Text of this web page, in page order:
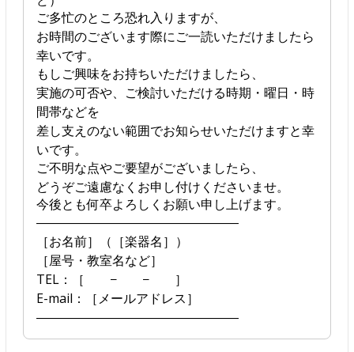
ご多忙のところ恐れ入りますが、
お時間のございます際にご一読いただけましたら
幸いです。
もしご興味をお持ちいただけましたら、
実施の可否や、ご検討いただける時期・曜日・時
間帯などを
差し支えのない範囲でお知らせいただけますと幸
いです。
ご不明な点やご要望がございましたら、
どうぞご遠慮なくお申し付けくださいませ。
今後とも何卒よろしくお願い申し上げます。
――――――――――――――――
［お名前］（［楽器名］）
［屋号・教室名など］
TEL：［ − − ］
E-mail：［メールアドレス］
――――――――――――――――